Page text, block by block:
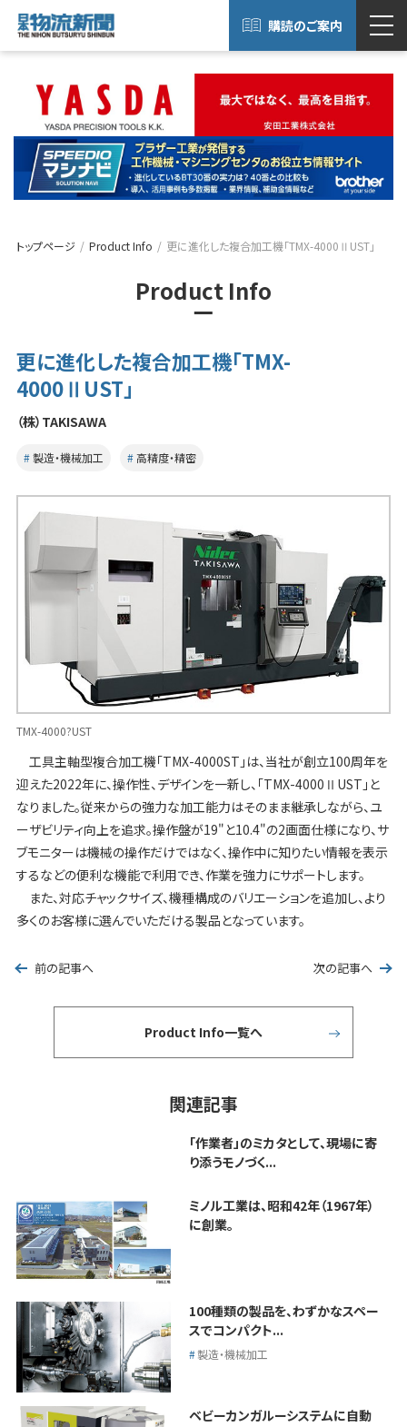
購読のご案内
トップページ Product Info 更に進化した複合加工機「TMX-4000ⅡUST」
Product Info
更に進化した複合加工機「TMX-
4000ⅡUST」
（株）TAKISAWA
製造・機械加工 高精度・精密
TMX-4000?UST
工具主軸型複合加工機「TMX-4000ST」は、当社が創立100周年を
迎えた2022年に、操作性、デザインを一新し、「TMX-4000ⅡUST」と
なりました。従来からの強力な加工能力はそのまま継承しながら、ユ
ーザビリティ向上を追求。操作盤が19"と10.4"の2画面仕様になり、サ
ブモニターは機械の操作だけではなく、操作中に知りたい情報を表示
するなどの便利な機能で利用でき、作業を強力にサポートします。
また、対応チャックサイズ、機種構成のバリエーションを追加し、より
多くのお客様に選んでいただける製品となっています。
前の記事へ 次の記事へ
Product Info一覧へ
関連記事
「作業者」のミカタとして、現場に寄
り添うモノづく...
ミノル工業は、昭和42年（1967年）
に創業。
100種類の製品を、わずかなスペー
スでコンパクト...
製造・機械加工
ベビーカンガルーシステムに自動